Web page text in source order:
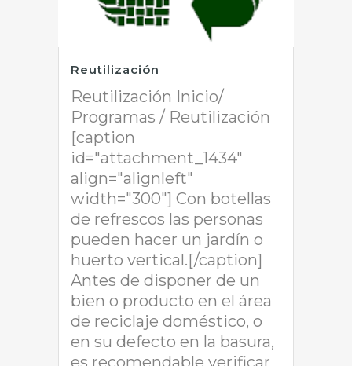
Reutilización
Reutilización Inicio/
Programas / Reutilización
[caption
id="attachment_1434"
align="alignleft"
width="300"] Con botellas
de refrescos las personas
pueden hacer un jardín o
huerto vertical.[/caption]
Antes de disponer de un
bien o producto en el área
de reciclaje doméstico, o
en su defecto en la basura,
es recomendable verificar